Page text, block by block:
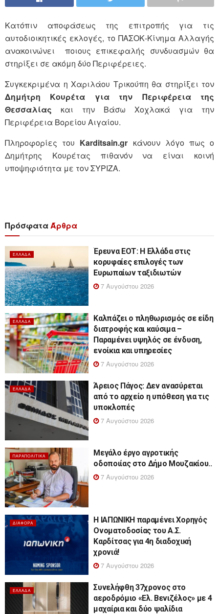
Κατόπιν αποφάσεως της επιτροπής για τις
αυτοδιοικητικές εκλογές, το ΠΑΣΟΚ-Κίνημα Αλλαγής
ανακοινώνει ποιους επικεφαλής συνδυασμών θα
στηρίξει σε ακόμη δύο Περιφέρειες.
Συγκεκριμένα η Χαριλάου Τρικούπη θα στηρίξει τον
Δημήτρη Κουρέτα για την Περιφέρεια της
Θεσσαλίας και την Βάσω Χοχλακά για την
Περιφέρεια Βορείου Αιγαίου.
Πληροφορίες του Karditsain.gr κάνουν λόγο πως ο
Δημήτρης Κουρέτας πιθανόν να είναι κοινή
υποψηφιότητα με τον ΣΥΡΙΖΑ.
ΠρόσφαταΆρθρα
ΕΛΛΆΔΑ
Έρευνα ΕΟΤ: Η Ελλάδα στις
κορυφαίες επιλογές των
Ευρωπαίων ταξιδιωτών
7 Αυγούστου 2026
ΕΛΛΆΔΑ
Καλπάζει ο πληθωρισμός σε είδη
διατροφής και καύσιμα –
Παραμένει υψηλός σε ένδυση,
ενοίκια και υπηρεσίες
7 Αυγούστου 2026
ΕΛΛΆΔΑ
Άρειος Πάγος: Δεν ανασύρεται
από το αρχείο η υπόθεση για τις
υποκλοπές
7 Αυγούστου 2026
ΠΑΡΑΠΟΛΙΤΙΚΆ
Μεγάλο έργο αγροτικής
οδοποιίας στο Δήμο Μουζακίου..
7 Αυγούστου 2026
ΔΙΆΦΟΡΑ
Η ΙΑΠΩΝΙΚΗ παραμένει Χορηγός
Ονοματοδοσίας του Α.Σ.
Καρδίτσας για 4η διαδοχική
χρονιά!
7 Αυγούστου 2026
ΕΛΛΆΔΑ
Συνελήφθη 37χρονος στο
αεροδρόμιο «Ελ. Βενιζέλος» με 4
μαχαίρια και δύο ψαλίδια